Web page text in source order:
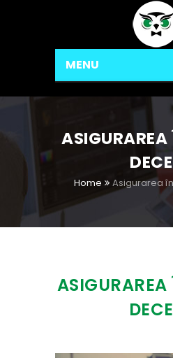
MENU
ASIGURAREA
Home Asigurarea